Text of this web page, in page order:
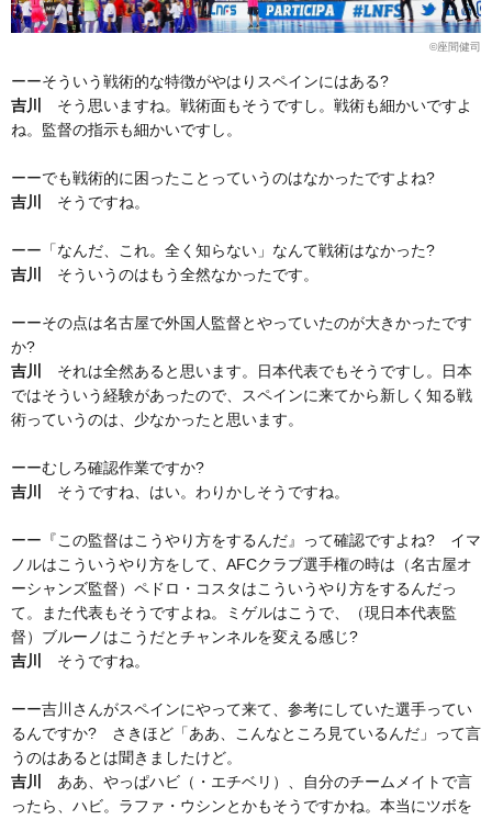
©座間健司
ーーそういう戦術的な特徴がやはりスペインにはある?
吉川
そう思いますね。戦術面もそうですし。戦術も細かいですよ
ね。監督の指示も細かいですし。
ーーでも戦術的に困ったことっていうのはなかったですよね?
吉川
そうですね。
ーー「なんだ、これ。全く知らない」なんて戦術はなかった?
吉川
そういうのはもう全然なかったです。
ーーその点は名古屋で外国人監督とやっていたのが大きかったです
か?
吉川
それは全然あると思います。日本代表でもそうですし。日本
ではそういう経験があったので、スペインに来てから新しく知る戦
術っていうのは、少なかったと思います。
ーーむしろ確認作業ですか?
吉川
そうですね、はい。わりかしそうですね。
ーー『この監督はこうやり方をするんだ』って確認ですよね? イマ
ノルはこういうやり方をして、AFCクラブ選手権の時は（名古屋オ
ーシャンズ監督）ペドロ・コスタはこういうやり方をするんだっ
て。また代表もそうですよね。ミゲルはこうで、（現日本代表監
督）ブルーノはこうだとチャンネルを変える感じ?
吉川
そうですね。
ーー吉川さんがスペインにやって来て、参考にしていた選手ってい
るんですか? さきほど「ああ、こんなところ見ているんだ」って言
うのはあるとは聞きましたけど。
吉川
ああ、やっぱハビ（・エチベリ）、自分のチームメイトで言
ったら、ハビ。ラファ・ウシンとかもそうですかね。本当にツボを